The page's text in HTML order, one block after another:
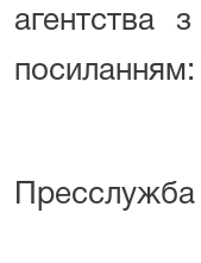
агентства
посиланням:
Пресслужба